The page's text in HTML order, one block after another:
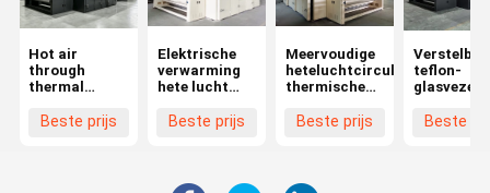
Hot air
through
thermal
for nonwoven
Beste prijs
Elektrische
verwarming
hete lucht
oven voor
Beste prijs
Meervoudige
heteluchtcirculatie
thermische
laag
Beste prijs
teflon-
Beste